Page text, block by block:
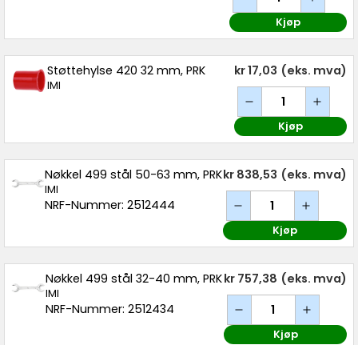
Kjøp
Støttehylse 420 32 mm, PRK
IMI
kr 17,03 (eks. mva)
Kjøp
Nøkkel 499 stål 50-63 mm, PRK
IMI
NRF-Nummer: 2512444
kr 838,53 (eks. mva)
Kjøp
Nøkkel 499 stål 32-40 mm, PRK
IMI
NRF-Nummer: 2512434
kr 757,38 (eks. mva)
Kjøp